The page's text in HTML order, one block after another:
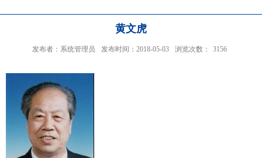
黄文虎
发布者：系统管理员 发布时间：2018-05-03 浏览次数： 3156